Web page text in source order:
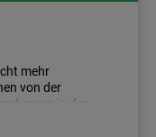
mehr
von der
in der